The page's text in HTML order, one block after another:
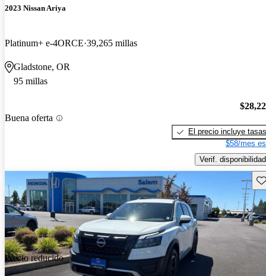
2023 Nissan Ariya
Platinum+ e-4ORCE 39,265 millas
Gladstone, OR
95 millas
Buena oferta
El precio incluye tasas
$58/mes
Verif. disponibilidad
Precio reducido